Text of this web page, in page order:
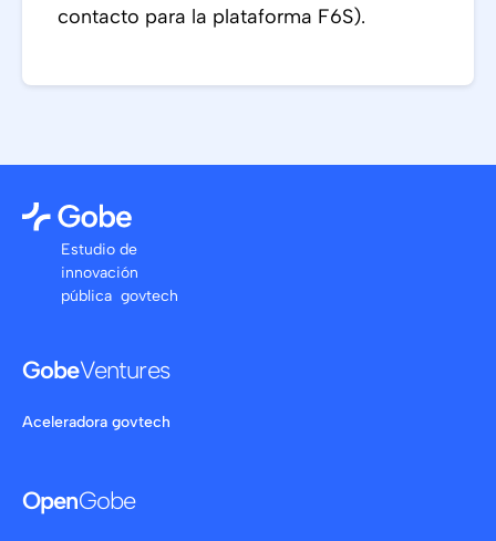
contacto para la plataforma F6S).
Estudio de
innovación
pública govtech
GobeVentures
Aceleradora govtech
OpenGobe